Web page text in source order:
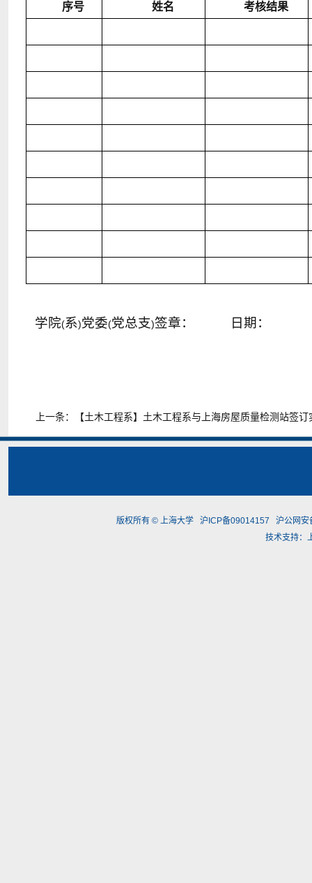
序号 姓名 考核结果
学院(系)党委(党总支)签章： 日期：
上一条： 【土木工程系】土木工程系与上海房屋质量检测站签
版权所有 © 上海大学 沪ICP备09014157
沪公网
技术支持：